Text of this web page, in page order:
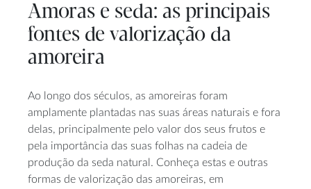
Amoras e seda: as principais
fontes de valorização da
amoreira
Ao longo dos séculos, as amoreiras foram
amplamente plantadas nas suas áreas naturais e fora
delas, principalmente pelo valor dos seus frutos e
pela importância das suas folhas na cadeia de
produção da seda natural. Conheça estas e outras
formas de valorização das amoreiras, em